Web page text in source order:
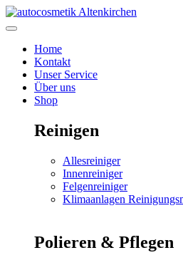
Zum
Inhalt
Home
Kontakt
Unser Service
Über uns
Shop
Reinigen
Allesreiniger
Innenreiniger
Felgenreiniger
Klimaanlagen
Polieren & Pflegen